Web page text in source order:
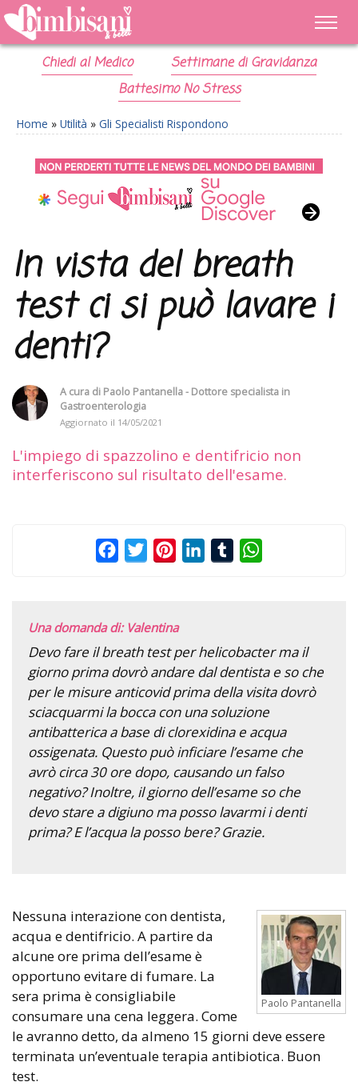
Chiedi al Medico
Settimane di Gravidanza
Battesimo No Stress
Home » Utilità » Gli Specialisti Rispondono
In vista del breath
test ci si può lavare i
denti?
A cura di Paolo Pantanella - Dottore specialista in
Gastroenterologia
Aggiornato il 14/05/2021
L'impiego di spazzolino e dentifricio non
interferiscono sul risultato dell'esame.
FacebookTwitterPinterestLinkedInTumblr
Una domanda di: Valentina
Devo fare il breath test per helicobacter ma il
giorno prima dovrò andare dal dentista e so che
per le misure anticovid prima della visita dovrò
sciacquarmi la bocca con una soluzione
antibatterica a base di clorexidina e acqua
ossigenata. Questo può inficiare l’esame che
avrò circa 30 ore dopo, causando un falso
negativo? Inoltre, il giorno dell’esame so che
devo stare a digiuno ma posso lavarmi i denti
prima? E l’acqua la posso bere? Grazie.
Paolo Pantanella
Nessuna interazione con dentista,
acqua e dentifricio. A partire da
alcune ore prima dell’esame è
opportuno evitare di fumare. La
sera prima è consigliabile
consumare una cena leggera. Come
le avranno detto, da almeno 15 giorni deve essere
terminata un’eventuale terapia antibiotica. Buon
test.